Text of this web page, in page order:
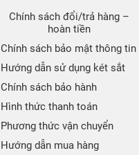
Chính sách đổi/trả hàng –
hoàn tiền
Chính sách bảo mật thông tin
Hướng dẫn sử dụng két sắt
Chính sách bảo hành
Hình thức thanh toán
Phương thức vận chuyển
Hướng dẫn mua hàng